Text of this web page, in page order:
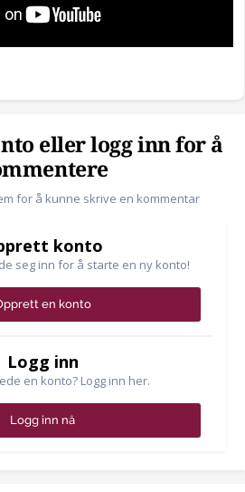
eller logg inn for å
for å kunne skrive en kommentar
konto
seg inn for å starte en ny konto!
en konto
Logg inn
en konto? Logg inn her.
Logg inn nå